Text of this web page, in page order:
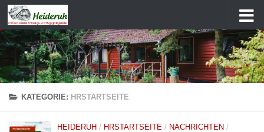
Zum Inhalt springen
KATEGORIE: HRSTARTSEITE
HEIDERUH / HRSTARTSEITE / NACHRICHTEN /